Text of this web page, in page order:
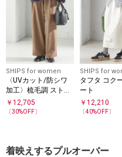
SHIPS for women
〈UVカット/防シワ
加工〉梳毛調 ストレ
ッチ ドロスト パンツ
￥ 12,705
〔30%OFF〕
SHIPS for
タフタ コク
ート
￥12,210
〔40%OFF〕
着映えするプルオーバー